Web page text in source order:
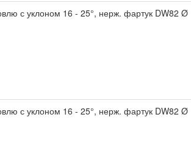
с уклоном 16 - 25°, нерж. фартук DW82 Ø
с уклоном 16 - 25°, нерж. фартук DW82 Ø